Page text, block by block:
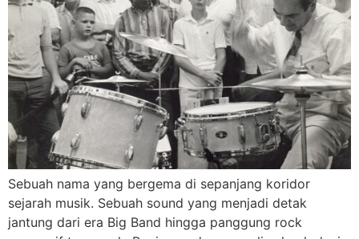
Sebuah nama yang bergema di sepanjang koridor
sejarah musik. Sebuah sound yang menjadi detak
jantung dari era Big Band hingga panggung rock